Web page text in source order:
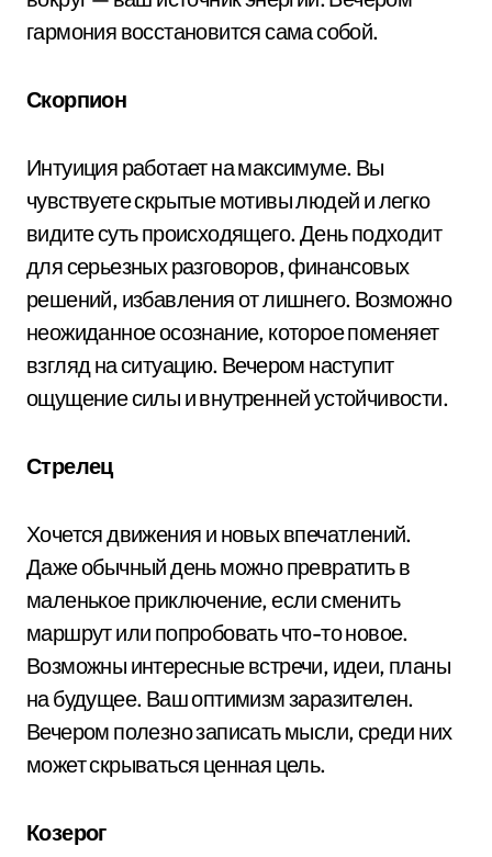
гармония восстановится сама собой.
Скорпион
Интуиция работает на максимуме. Вы
чувствуете скрытые мотивы людей и легко
видите суть происходящего. День подходит
для серьезных разговоров, финансовых
решений, избавления от лишнего. Возможно
неожиданное осознание, которое поменяет
взгляд на ситуацию. Вечером наступит
ощущение силы и внутренней устойчивости.
Стрелец
Хочется движения и новых впечатлений.
Даже обычный день можно превратить в
маленькое приключение, если сменить
маршрут или попробовать что-то новое.
Возможны интересные встречи, идеи, планы
на будущее. Ваш оптимизм заразителен.
Вечером полезно записать мысли, среди них
может скрываться ценная цель.
Козерог